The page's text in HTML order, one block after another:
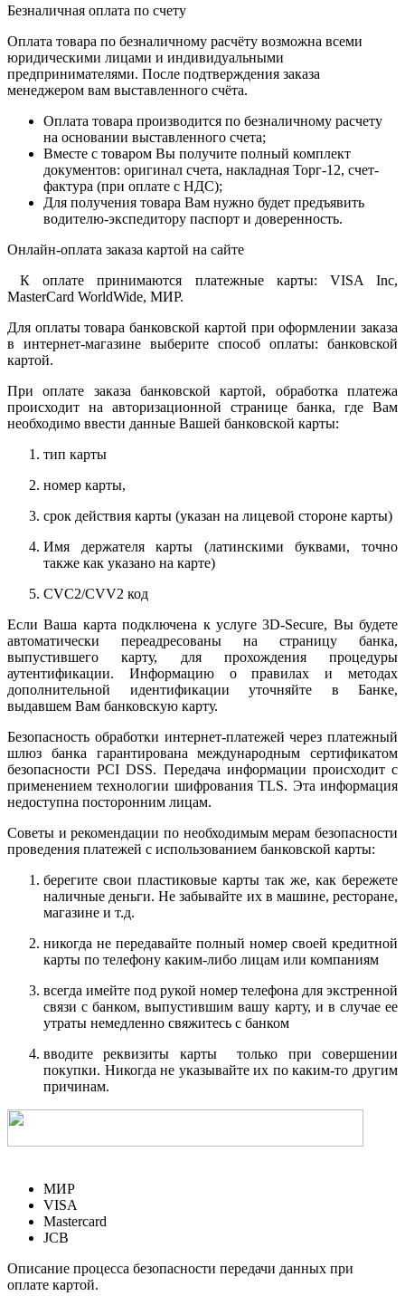
Безналичная оплата по счету
Оплата товара по безналичному расчёту возможна всеми
юридическими лицами и индивидуальными
предпринимателями. После подтверждения заказа
менеджером вам выставленного счёта.
Оплата товара производится по безналичному расчету
на основании выставленного счета;
Вместе с товаром Вы получите полный комплект
документов: оригинал счета, накладная Торг-12, счет-
фактура (при оплате с НДС);
Для получения товара Вам нужно будет предъявить
водителю-экспедитору паспорт и доверенность.
Онлайн-оплата заказа картой на сайте
К оплате принимаются платежные карты: VISA Inc,
MasterCard WorldWide, МИР.
Для оплаты товара банковской картой при оформлении заказа
в интернет-магазине выберите способ оплаты: банковской
картой.
При оплате заказа банковской картой, обработка платежа
происходит на авторизационной странице банка, где Вам
необходимо ввести данные Вашей банковской карты:
тип карты
номер карты,
срок действия карты (указан на лицевой стороне карты)
Имя держателя карты (латинскими буквами, точно
также как указано на карте)
CVC2/CVV2 код
Если Ваша карта подключена к услуге 3D-Secure, Вы будете
автоматически переадресованы на страницу банка,
выпустившего карту, для прохождения процедуры
аутентификации. Информацию о правилах и методах
дополнительной идентификации уточняйте в Банке,
выдавшем Вам банковскую карту.
Безопасность обработки интернет-платежей через платежный
шлюз банка гарантирована международным сертификатом
безопасности PCI DSS. Передача информации происходит с
применением технологии шифрования TLS. Эта информация
недоступна посторонним лицам.
Советы и рекомендации по необходимым мерам безопасности
проведения платежей с использованием банковской карты:
берегите свои пластиковые карты так же, как бережете
наличные деньги. Не забывайте их в машине, ресторане,
магазине и т.д.
никогда не передавайте полный номер своей кредитной
карты по телефону каким-либо лицам или компаниям
всегда имейте под рукой номер телефона для экстренной
связи с банком, выпустившим вашу карту, и в случае ее
утраты немедленно свяжитесь с банком
вводите реквизиты карты только при совершении
покупки. Никогда не указывайте их по каким-то другим
причинам.
МИР
VISA
Mastercard
JCB
Описание процесса безопасности передачи данных при
оплате картой.